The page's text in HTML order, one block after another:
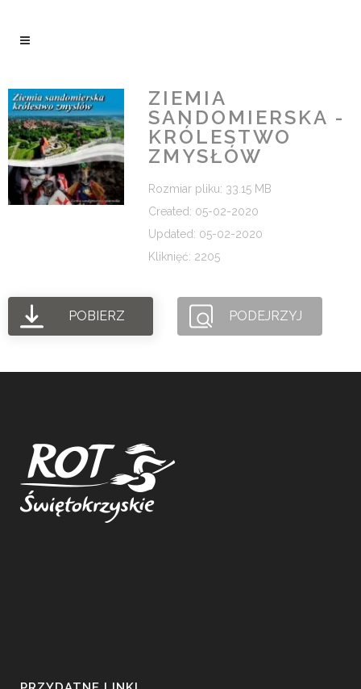
ZIEMIA
SANDOMIERSKA -
KRÓLESTWO
ZMYSŁÓW
Rozmiar pliku: 33.15 MB
Created: 05-02-2020
Updated: 05-02-2020
Kliknięć: 2205
POBIERZ PODEJRZYJ